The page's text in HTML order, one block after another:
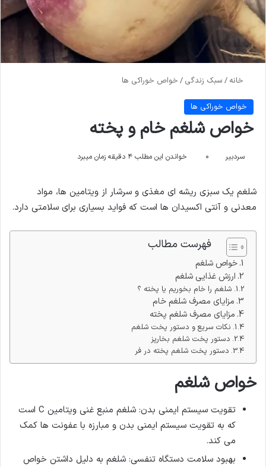
خانه / سبک زندگی / خواص خوراکی ها
خواص خوراکی ها
خواص شلغم خام و پخته
سردبیر ۰ خواندن این مطلب ۴ دقیقه زمان میبرد
شلغم یک سبزی ریشه ای مغذی و سرشار از ویتامین ها، مواد
معدنی و آنتی اکسیدان ها است که فواید بسیاری برای سلامتی دارد.
فهرست مطالب
خواص شلغم
ارزش غذایی شلغم
شلغم را خام بخوریم یا پخته ؟
مزایای مصرف شلغم خام
مزایای مصرف شلغم پخته
نکات سریع و دستور پخت شلغم
دستور پخت شلغم بخارپز
دستور پخت شلغم پخته در فر
خواص شلغم
تقویت سیستم ایمنی بدن: شلغم منبع غنی ویتامین C است
که به تقویت سیستم ایمنی بدن و مبارزه با عفونت ها کمک
می کند.
بهبود سلامت دستگاه تنفسی: شلغم به دلیل داشتن خواص